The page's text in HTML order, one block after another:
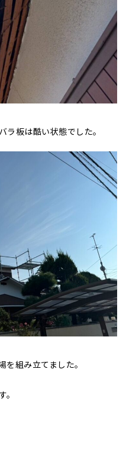
板は酷い状態でした。
組み立てました。